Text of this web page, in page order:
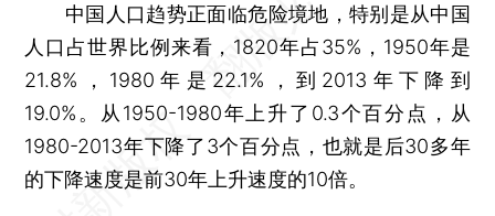
中国人口趋势正面临危险境地，特别是从中国
人口占世界比例来看，1820年占35%，1950年是
21.8%，1980年是22.1%，到2013年下降到
19.0%。从1950-1980年上升了0.3个百分点，从
1980-2013年下降了3个百分点，也就是后30多年
的下降速度是前30年上升速度的10倍。